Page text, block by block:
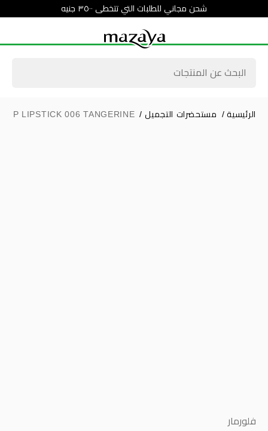
شحن مجاني للطلبات التي تتخطى ٣٥٠٠ جنيه
الرئيسية / مستحضرات التجميل /
UP LIPSTICK 006 TANGERINE
فلورمار